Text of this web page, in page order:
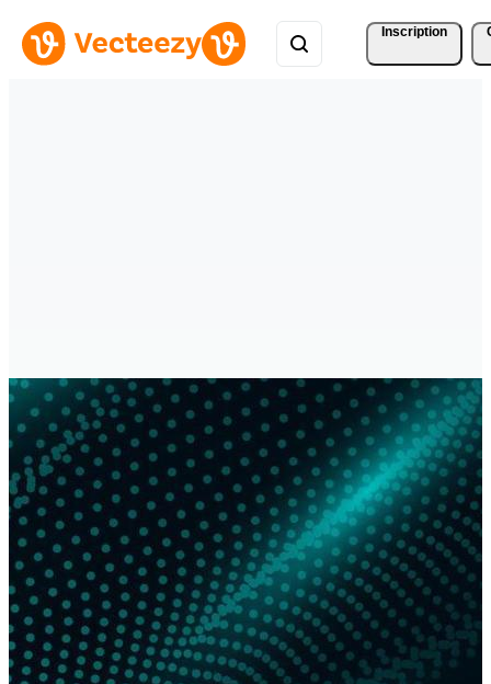
Inscription